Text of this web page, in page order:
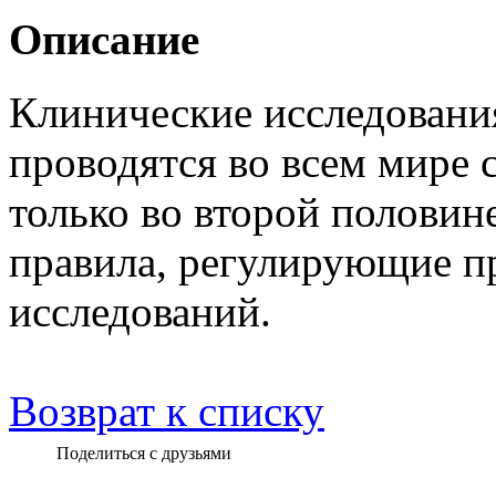
Описание
Клинические
проводятся во всем мире
только во второй
правила, регулирующие
исследований.
Возврат к списку
Поделиться с друзьями